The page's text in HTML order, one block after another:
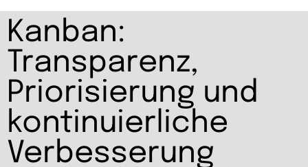
Kanban:
Transparenz,
Priorisierung und
kontinuierliche
Verbesserung